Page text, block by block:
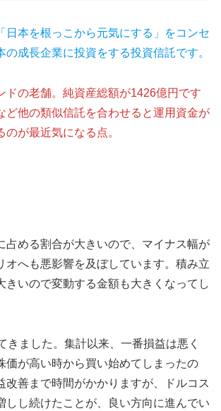
日本を根っこから元気にする」をコンセ
の成長企業に投資をする投資信託です。
ドの老舗。純資産総額が1426億円です
ど他の類似信託を合わせると運用資金が
のが最近気になる点。
占める割合が大きいので、マイナス幅が
オへも悪影響を及ぼしています。積み立
きいので変動する金額も大きくなってし
きました。集計以来、一番損益は悪く
価が高い時から買い始めてしまったの
改善まで時間がかかりますが、ドルコス
しし続けたことが、良い方向に進んでい